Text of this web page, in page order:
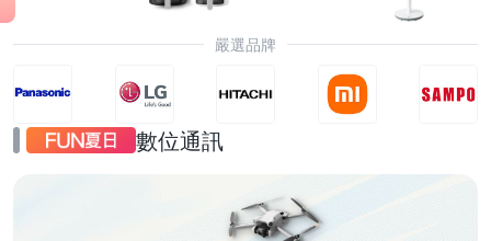
嚴選品牌
數位通訊